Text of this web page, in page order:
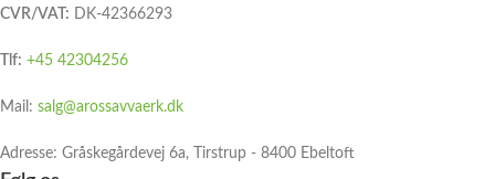
CVR/VAT: DK-42366293
Tlf: +45 42304256
Mail: salg@arossavvaerk.dk
Adresse: Gråskegårdevej 6a, Tirstrup - 8400 Ebeltoft​